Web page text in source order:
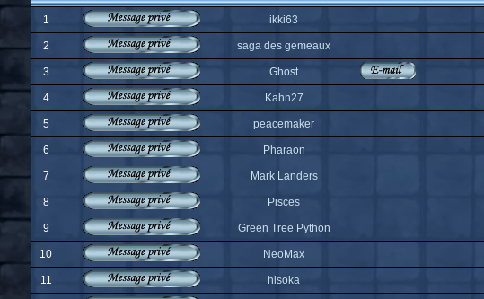
1 ikki63
2 saga des gemeaux
3 Ghost
4 Kahn27
5 peacemaker
6 Pharaon
7 Mark Landers
8 Pisces
9 Green Tree Python
10 NeoMax
11 hisoka